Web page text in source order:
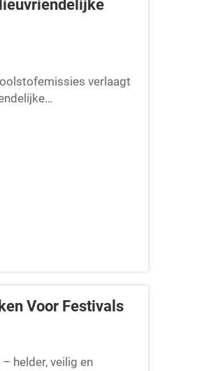
verlaagt
Voor Festivals
helder, veilig en